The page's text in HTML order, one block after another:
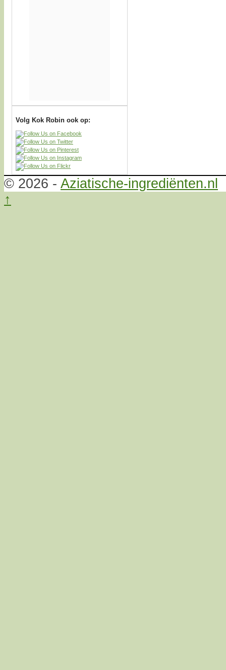
Volg Kok Robin ook op:
© 2026 - Aziatische-ingrediënten.nl
↑